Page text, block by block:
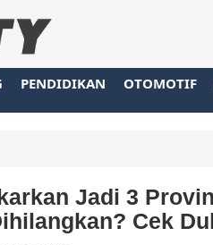
PENDIDIKAN OTOMOTIF
Jadi 3
Cek